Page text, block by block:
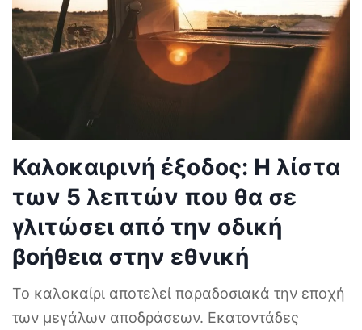
Καλοκαιρινή έξοδος: Η λίστα
των 5 λεπτών που θα σε
γλιτώσει από την οδική
βοήθεια στην εθνική
Το καλοκαίρι αποτελεί παραδοσιακά την εποχή
των μεγάλων αποδράσεων. Εκατοντάδες